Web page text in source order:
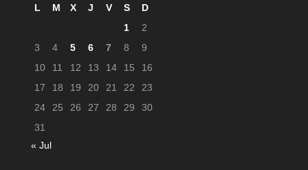
L M X J V S
D
1
2
3
4 5 6 7 8
9
10
11 12 13 14 15
16
17
18 19 20 21 22
23
24
25 26 27 28 29
30
31
« Jul